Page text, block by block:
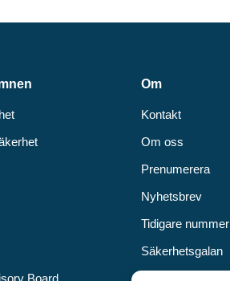
Board
Om
Kontakt
Om oss
Prenumerera
Nyhetsbrev
Tidigare nummer
Säkerhetsgalan